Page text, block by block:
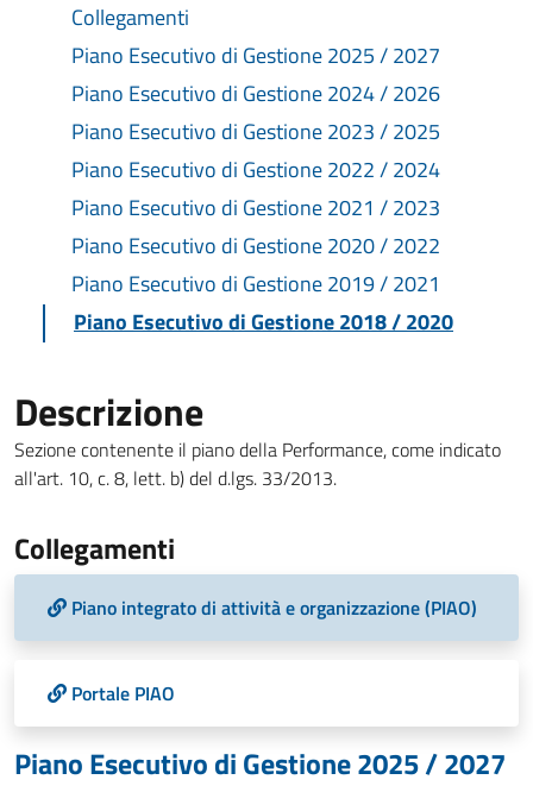
Collegamenti
Piano Esecutivo di Gestione 2025 / 2027
Piano Esecutivo di Gestione 2024 / 2026
Piano Esecutivo di Gestione 2023 / 2025
Piano Esecutivo di Gestione 2022 / 2024
Piano Esecutivo di Gestione 2021 / 2023
Piano Esecutivo di Gestione 2020 / 2022
Piano Esecutivo di Gestione 2019 / 2021
Piano Esecutivo di Gestione 2018 / 2020
Descrizione
Sezione contenente il piano della Performance, come indicato
all'art. 10, c. 8, lett. b) del d.lgs. 33/2013.
Collegamenti
Piano integrato di attività e organizzazione (PIAO)
Portale PIAO
Piano Esecutivo di Gestione 2025 / 2027